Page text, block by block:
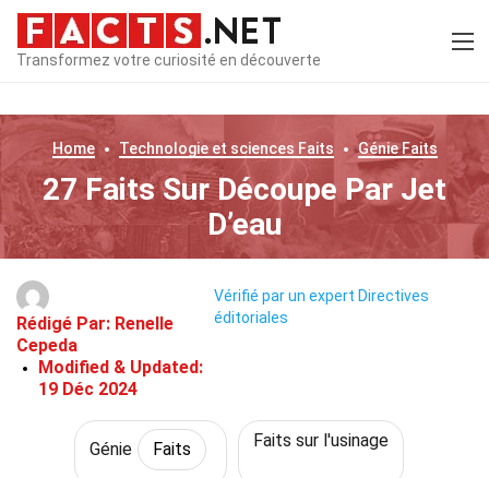
Transformez votre curiosité en découverte
Home Technologie et sciences Faits GénieFaits
27 Faits Sur Découpe Par Jet
D’eau
Rédigé Par: Renelle
Cepeda
Modified & Updated:
19 Déc 2024
Vérifié par un expert Directives
éditoriales
Génie Faits Faits sur l'usinage